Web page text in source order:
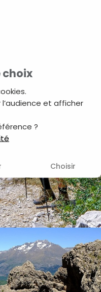
choix
et afficher
?
Choisir